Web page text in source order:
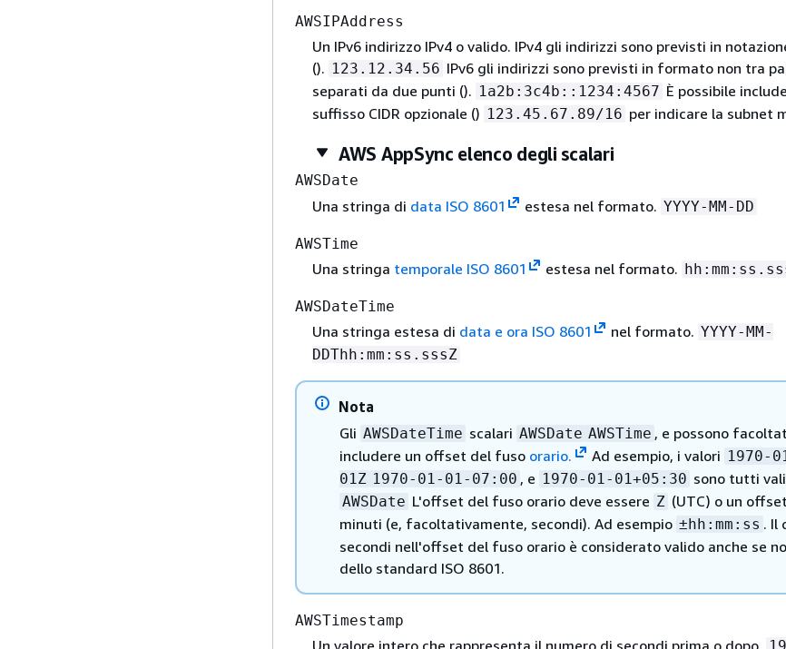
AWSIPAddress
Un IPv6 indirizzo IPv4 o valido. IPv4 gli indirizzi sono previsti in
(). 123.12.34.56 IPv6 gli indirizzi sono previsti in formato non tra
separati da due punti (). 1a2b:3c4b::1234:4567 È possibile
suffisso CIDR opzionale () 123.45.67.89/16 per indicare la subnet
AWS AppSync elenco degli scalari
AWSDate
Una stringa di data ISO 8601 estesa nel formato. YYYY-MM-DD
AWSTime
Una stringa temporale ISO 8601 estesa nel formato.
AWSDateTime
Una stringa estesa di data e ora ISO 8601 nel formato. YYYY-MM-
DDThh:mm:ss.sssZ
Nota
Gli AWSDateTime scalari AWSDate AWSTime , e possono
includere un offset del fuso orario. Ad esempio, i valori 1970-
01Z 1970-01-01-07:00 , e 1970-01-01+05:30 sono tutti
AWSDate L'offset del fuso orario deve essere Z (UTC) o un
minuti (e, facoltativamente, secondi). Ad esempio ±hh:mm:ss . Il
secondi nell'offset del fuso orario è considerato valido anche se
dello standard ISO 8601.
AWSTimestamp
Un valore intero che rappresenta il numero di secondi prima o dopo.